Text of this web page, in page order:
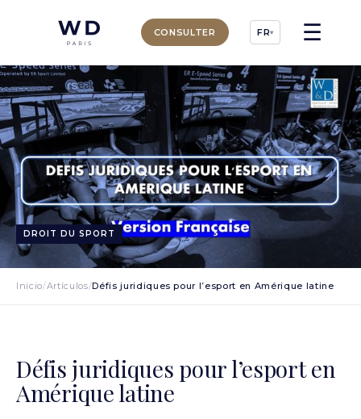
CONSULTER FR▾ ☰
DROIT DU SPORT
Inicio/Artículos/Défis juridiques pour l’esport en Amérique latine
Défis juridiques pour l’esport en
Amérique latine